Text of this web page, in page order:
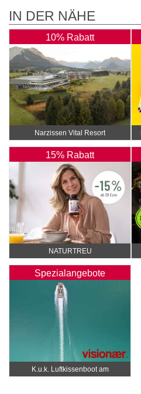
IN DER NÄHE
10% Rabatt
Narzissen Vital Resort
15% Rabatt
NATURTREU
Spezialangebote
K.u.k. Luftkissenboot am